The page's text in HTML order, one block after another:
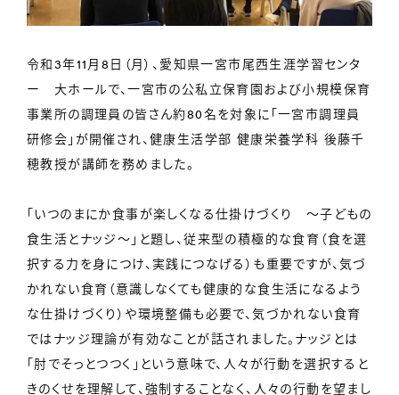
令和3年11月8日（月）、愛知県一宮市尾西生涯学習センタ
ー 大ホールで、一宮市の公私立保育園および小規模保育
事業所の調理員の皆さん約80名を対象に「一宮市調理員
研修会」が開催され、健康生活学部 健康栄養学科 後藤千
穂教授が講師を務めました。
「いつのまにか食事が楽しくなる仕掛けづくり ～子どもの
食生活とナッジ～」と題し、従来型の積極的な食育（食を選
択する力を身につけ、実践につなげる）も重要ですが、気づ
かれない食育（意識しなくても健康的な食生活になるよう
な仕掛けづくり）や環境整備も必要で、気づかれない食育
ではナッジ理論が有効なことが話されました。ナッジとは
「肘でそっとつつく」という意味で、人々が行動を選択すると
きのくせを理解して、強制することなく、人々の行動を望まし